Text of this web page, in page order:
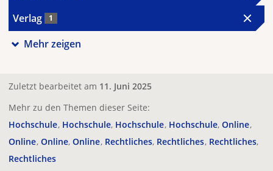
Verlag 1
Mehr zeigen
Zuletzt bearbeitet am 11. Juni 2025
Mehr zu den Themen dieser Seite:
Hochschule Hochschule Hochschule Hochschule Online
Online Online Online Rechtliches Rechtliches Rechtliches
Rechtliches